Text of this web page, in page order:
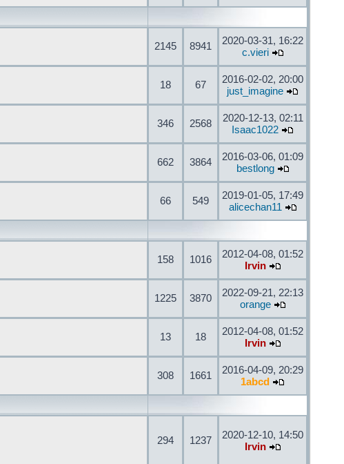
2145 8941
2020-03-31, 16:22
c.vieri
18 67
2016-02-02, 20:00
just_imagine
346 2568
2020-12-13, 02:11
Isaac1022
662 3864
2016-03-06, 01:09
bestlong
66 549
2019-01-05, 17:49
alicechan11
158 1016
2012-04-08, 01:52
Irvin
1225 3870
2022-09-21, 22:13
orange
13 18
2012-04-08, 01:52
Irvin
308 1661
2016-04-09, 20:29
1abcd
294 1237
2020-12-10, 14:50
Irvin